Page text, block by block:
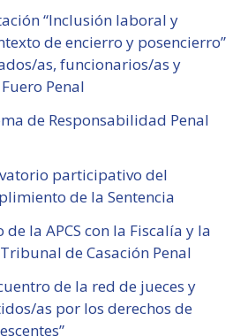
“Inclusión laboral y
de encierro y posencierro”
as, funcionarios/as y
Penal
de Responsabilidad Penal
participativo del
de la Sentencia
la APCS con la Fiscalía y la
de Casación Penal
de la red de jueces y
as por los derechos de